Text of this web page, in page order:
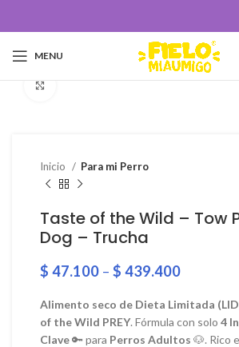
MENU
Inicio Para mi Perro
Taste of the Wild – Tow
Dog – Trucha
$ 47.100 – $ 439.400
Alimento seco de Dieta Limitada
of the Wild PREY. Fórmula con solo 4
Clave🔑 para Perros Adultos 🐶. Rico